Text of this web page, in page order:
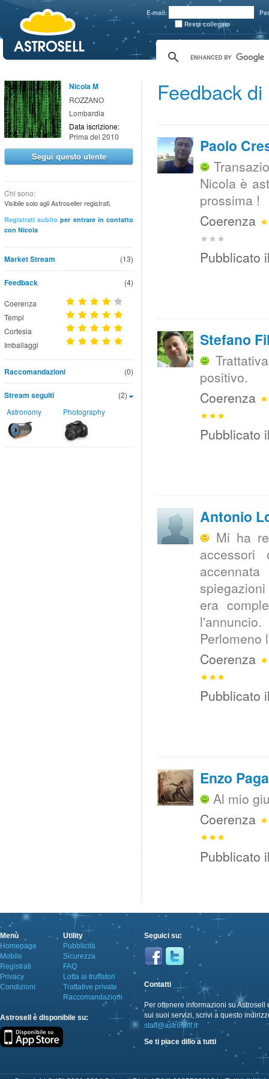
E-mail:
Resta collegato
Nicola M
ROZZANO
Lombardia
Data iscrizione:
Prima del 2010
Segui questo utente
Chi sono:
Visibile solo agli Astroseller registrati.
Registrati subito per entrare in contatto
con Nicola
(13)
Market Stream
Feedback (4)
Coerenza
Tempi
Cortesia
Imballaggi
(0)
Raccomandazioni
(2)
Stream seguiti
Astronomy Photography
Feedback
Paolo
Nicola è
prossima !
Coerenza
Pubblicato
Stefano
positivo.
Coerenza
Pubblicato
Antonio
Mi ha
era
Perlomeno
Coerenza
Pubblicato
Enzo
Al mio
Coerenza
Pubblicato
Menù
Homepage
Mobile
Registrati
Privacy
Condizioni
Utility
Pubblicità
Sicurezza
FAQ
Lotta ai truffatori
Trattative private
Raccomandazioni
Astrosell è disponibile su:
Seguici su:
Contatti
Per ottenere informazioni su Astrosell
sui suoi servizi, scrivi a questo
staff@astrosell.it
Se ti piace dillo a tutti